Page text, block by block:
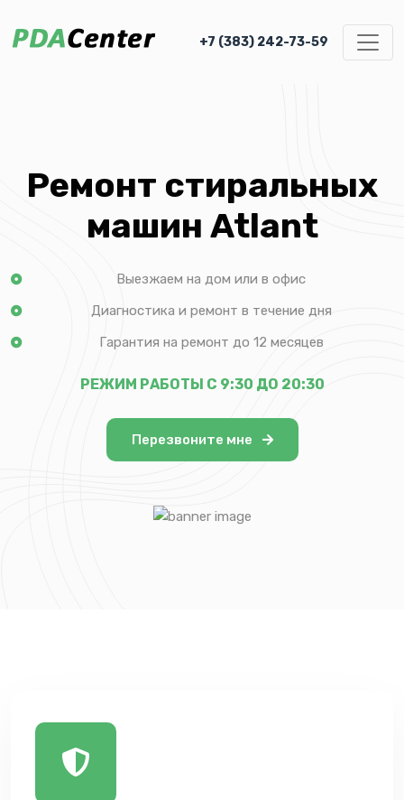
+7 (383) 242-73-59
Ремонт стиральных
машин Atlant
Выезжаем на дом или в офис
Диагностика и ремонт в течение дня
Гарантия на ремонт до 12 месяцев
РЕЖИМ РАБОТЫ С 9:30 ДО 20:30
Перезвоните мне